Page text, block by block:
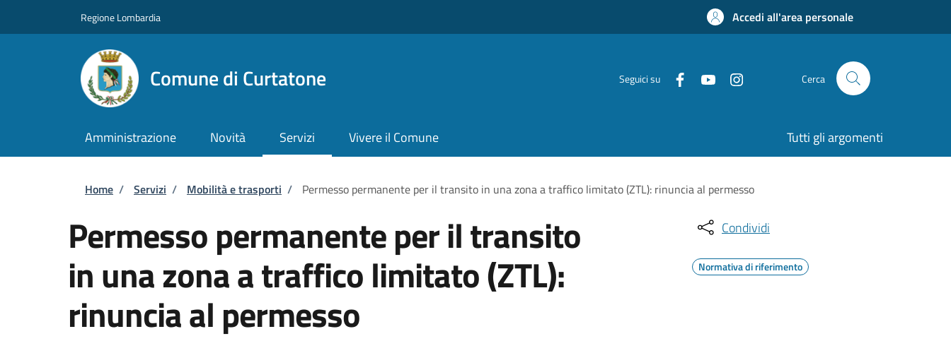
Regione Lombardia Accedi all'area personale
Comune di Curtatone Seguici su Cerca
Amministrazione Novità Servizi Vivere il Comune Tutti gli argomenti
Briciole di pane
Home / Servizi / Mobilità e trasporti / Permesso permanente per il transito in una zona a traffico limitato (ZTL): rinuncia al permesso
Permesso permanente per il transito
in una zona a traffico limitato (ZTL):
rinuncia al permesso
Condividi
Normativa di riferimento